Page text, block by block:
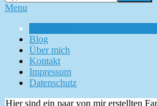
Navigation
Menu
Blog
Über mich
Kontakt
Impressum
Datenschutz
Hier sind ein paar von mir erstellten